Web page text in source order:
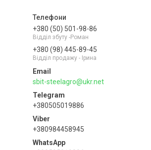
+380 (50) 501-98-86
Відділ збуту -Роман
+380 (98) 445-89-45
Відділ продажу - Ірина
sbit-steelagro@ukr.net
+380505019886
+380984458945